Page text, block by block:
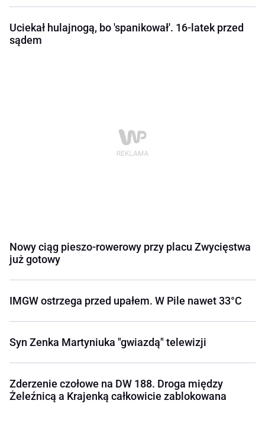
Uciekał hulajnogą, bo 'spanikował'. 16-latek przed
sądem
Nowy ciąg pieszo-rowerowy przy placu Zwycięstwa
już gotowy
IMGW ostrzega przed upałem. W Pile nawet 33°C
Syn Zenka Martyniuka "gwiazdą" telewizji
Zderzenie czołowe na DW 188. Droga między
Żeleźnicą a Krajenką całkowicie zablokowana